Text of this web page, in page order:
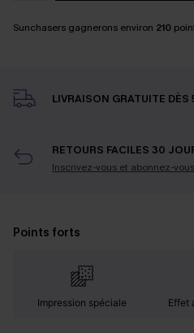
Sunchasers gagnerons environ 210
LIVRAISON GRATUITE DÈS
RETOURS FACILES 30
Inscrivez-vous et abonnez-vous
Points forts
Impression spéciale Effet